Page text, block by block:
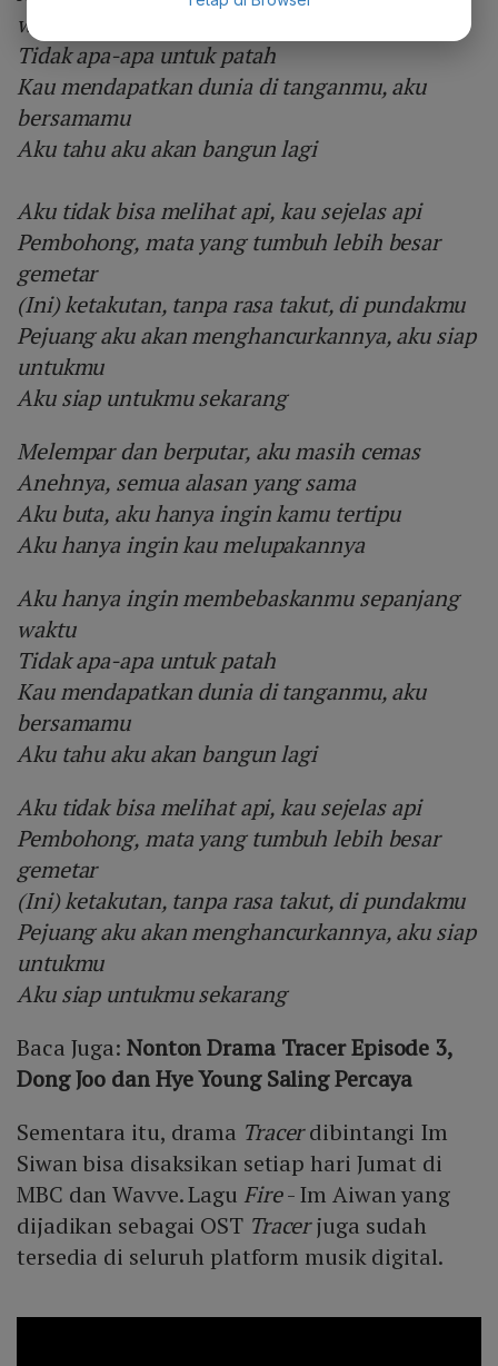
waktu
Tidak apa-apa untuk patah
Kau mendapatkan dunia di tanganmu, aku
bersamamu
Aku tahu aku akan bangun lagi
Aku tidak bisa melihat api, kau sejelas api
Pembohong, mata yang tumbuh lebih besar
gemetar
(Ini) ketakutan, tanpa rasa takut, di pundakmu
Pejuang aku akan menghancurkannya, aku siap
untukmu
Aku siap untukmu sekarang
Melempar dan berputar, aku masih cemas
Anehnya, semua alasan yang sama
Aku buta, aku hanya ingin kamu tertipu
Aku hanya ingin kau melupakannya
Aku hanya ingin membebaskanmu sepanjang
waktu
Tidak apa-apa untuk patah
Kau mendapatkan dunia di tanganmu, aku
bersamamu
Aku tahu aku akan bangun lagi
Aku tidak bisa melihat api, kau sejelas api
Pembohong, mata yang tumbuh lebih besar
gemetar
(Ini) ketakutan, tanpa rasa takut, di pundakmu
Pejuang aku akan menghancurkannya, aku siap
untukmu
Aku siap untukmu sekarang
Baca Juga: Nonton Drama Tracer Episode 3,
Dong Joo dan Hye Young Saling Percaya
Sementara itu, drama Tracerdibintangi Im
Siwan bisa disaksikan setiap hari Jumat di
MBC dan Wavve. Lagu Fire- Im Aiwan yang
dijadikan sebagai OST Tracerjuga sudah
tersedia di seluruh platform musik digital.